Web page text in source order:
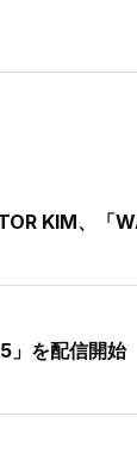
KIM、「
」を配信開始